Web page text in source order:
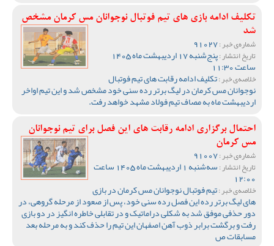
تکلیف ادامه بازی های تیم فوتبال نوجوانان مس کرمان مشخص
شد
شماره‌ی خبر :
تاریخ انتشار : پنج‌شنبه 17 اردیبهشت ماه 1405
ساعت 11:30
خلاصه‌ی خبر :تکلیف ادامه رقابت های تیم فوتبال
نوجوانان مس کرمان در لیگ برتر رده سنی خود مشخص شد و این تیم اواخر
اردیبهشت ماه به مصاف تیم فولاد مشهد خواهد رفت.
احتمال برگزاری ادامه رقابت های این فصل برای تیم نوجوانان
مس کرمان
شماره‌ی خبر :
تاریخ انتشار : سه‌شنبه 1 اردیبهشت ماه 1405 ساعت
12:00
خلاصه‌ی خبر :تیم فوتبال نوجوانان مس کرمان در بازی
های لیگ برتر رده این فصل رده سنی خود، پس از صعود از مرحله گروهی، در
دور حذفی موفق شد به شکلی دراماتیک و در تقابلی خاطره انگیز در دو بازی
رفت و برگشت برابر ذوب آهن اصفهان این تیم را حذف کند و به مرحله بعد
مسابقات ص